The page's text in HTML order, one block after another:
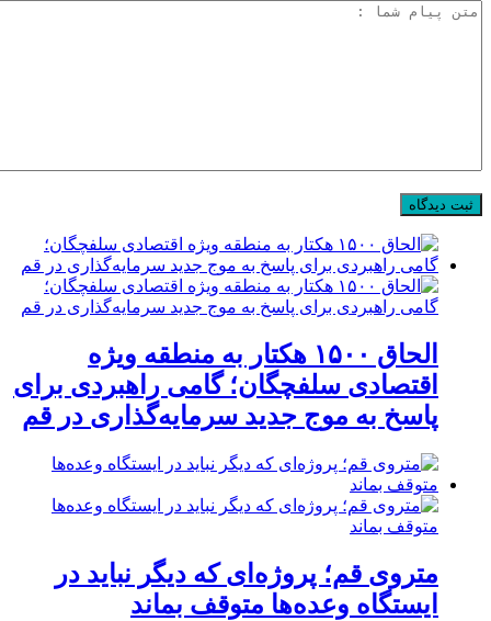
الحاق ۱۵۰۰ هکتار به منطقه ویژه
اقتصادی سلفچگان؛ گامی راهبردی برای
پاسخ به موج جدید سرمایه‌گذاری در قم
متروی قم؛ پروژه‌ای که دیگر نباید در
ایستگاه وعده‌ها متوقف بماند